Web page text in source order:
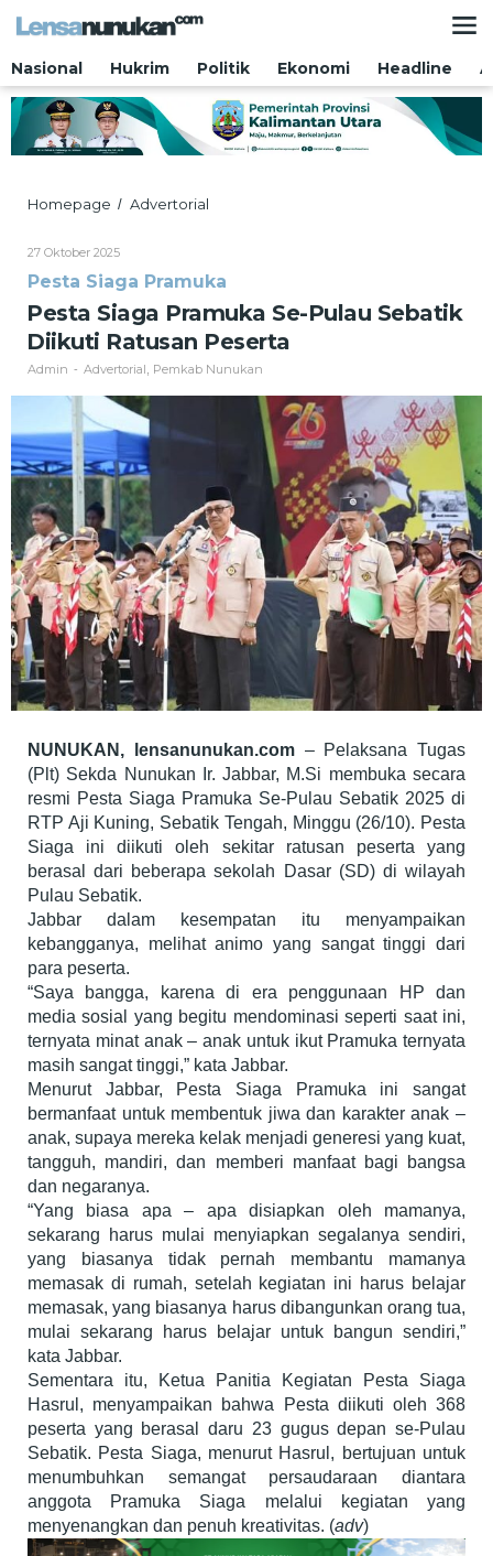
Nasional
Hukrim Politik Ekonomi Headline
Homepage / Advertorial
Pulau
Sebatik
Diikuti
Ratusan
27 Oktober 2025Oleh
Pesta Siaga Pramuka
Pesta Siaga Pramuka Se-Pulau Sebatik
Diikuti Ratusan Peserta
Admin - Advertorial Pemkab Nunukan
NUNUKAN, lensanunukan.com– Pelaksana Tugas
(Plt) Sekda Nunukan Ir. Jabbar, M.Si membuka secara
resmi Pesta Siaga Pramuka Se-Pulau Sebatik 2025 di
RTP Aji Kuning, Sebatik Tengah, Minggu (26/10). Pesta
Siaga ini diikuti oleh sekitar ratusan peserta yang
berasal dari beberapa sekolah Dasar (SD) di wilayah
Pulau Sebatik.
Jabbar dalam kesempatan itu menyampaikan
kebangganya, melihat animo yang sangat tinggi dari
para peserta.
“Saya bangga, karena di era penggunaan HP dan
media sosial yang begitu mendominasi seperti saat ini,
ternyata minat anak – anak untuk ikut Pramuka ternyata
masih sangat tinggi,” kata Jabbar.
Menurut Jabbar, Pesta Siaga Pramuka ini sangat
bermanfaat untuk membentuk jiwa dan karakter anak –
anak, supaya mereka kelak menjadi generesi yang kuat,
tangguh, mandiri, dan memberi manfaat bagi bangsa
dan negaranya.
“Yang biasa apa – apa disiapkan oleh mamanya,
sekarang harus mulai menyiapkan segalanya sendiri,
yang biasanya tidak pernah membantu mamanya
memasak di rumah, setelah kegiatan ini harus belajar
memasak, yang biasanya harus dibangunkan orang tua,
mulai sekarang harus belajar untuk bangun sendiri,”
kata Jabbar.
‎Sementara itu, Ketua Panitia Kegiatan Pesta Siaga
Hasrul, menyampaikan bahwa Pesta diikuti oleh 368
peserta yang berasal daru 23 gugus depan se-Pulau
Sebatik. Pesta Siaga, menurut Hasrul, bertujuan untuk
menumbuhkan semangat persaudaraan diantara
anggota Pramuka Siaga melalui kegiatan yang
menyenangkan dan penuh kreativitas. (adv)